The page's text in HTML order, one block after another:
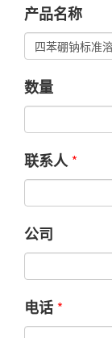
产品名称
数量
联系人 *
公司
电话 *